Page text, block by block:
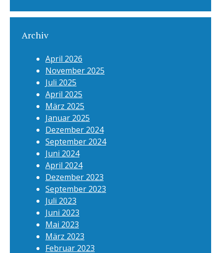
Archiv
April 2026
November 2025
Juli 2025
April 2025
März 2025
Januar 2025
Dezember 2024
September 2024
Juni 2024
April 2024
Dezember 2023
September 2023
Juli 2023
Juni 2023
Mai 2023
März 2023
Februar 2023